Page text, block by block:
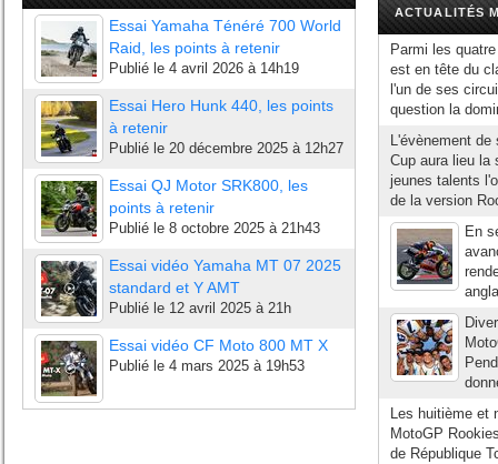
Essai Yamaha Ténéré 700 World
Raid, les points à retenir
Publié le 4 avril 2026 à 14h19
Essai Hero Hunk 440, les points
à retenir
Publié le 20 décembre 2025 à 12h27
Essai QJ Motor SRK800, les
points à retenir
Publié le 8 octobre 2025 à 21h43
Essai vidéo Yamaha MT 07 2025
standard et Y AMT
Publié le 12 avril 2025 à 21h
Essai vidéo CF Moto 800 MT X
Publié le 4 mars 2025 à 19h53
ACTUALITÉS
Parmi les
est en tête du
l'un de ses
question la
L'évènement
Cup aura lieu la
jeunes talents
de la version
En
Les huitième et
MotoGP
de République